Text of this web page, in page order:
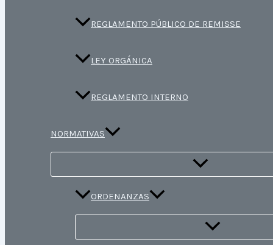
REGLAMENTO PÚBLICO DE REMISSE
LEY ORGÁNICA
REGLAMENTO INTERNO
NORMATIVAS
ORDENANZAS